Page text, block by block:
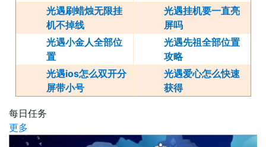
光遇刷蜡烛无限挂
机不掉线
光遇挂机要一直亮
屏吗
光遇小金人全部位
置
光遇先祖全部位置
攻略
光遇ios怎么双开分
屏带小号
光遇爱心怎么快速
获得
每日任务
更多